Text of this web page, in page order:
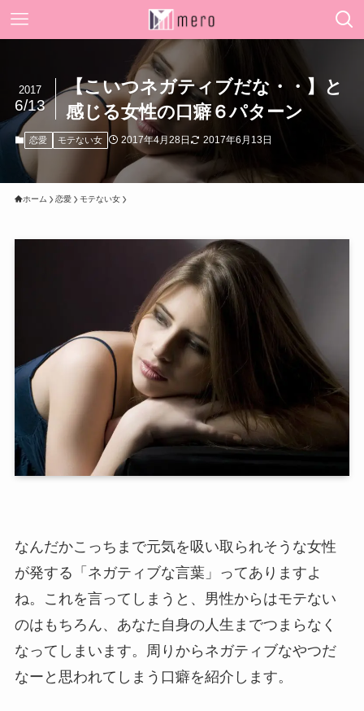
【こいつネガティブだな・・】と
感じる女性の口癖６パターン
2017
6/13
恋愛 モテない女 2017年4月28日 2017年6月13日
ホーム 恋愛 モテない女
なんだかこっちまで元気を吸い取られそうな女性
が発する「ネガティブな言葉」ってありますよ
ね。これを言ってしまうと、男性からはモテない
のはもちろん、あなた自身の人生までつまらなく
なってしまいます。周りからネガティブなやつだ
なーと思われてしまう口癖を紹介します。